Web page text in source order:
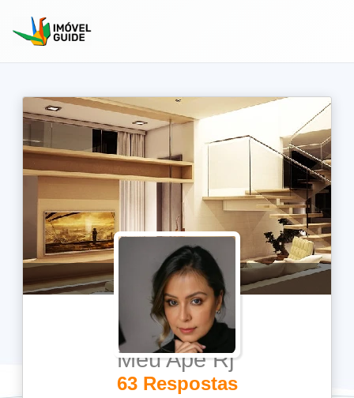
Meu Apê Rj
63 Respostas